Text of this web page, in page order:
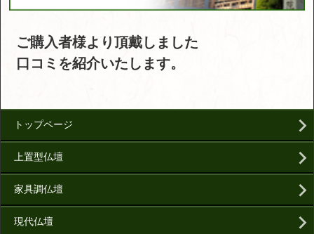
ご購入者様より頂戴しました
口コミを紹介いたします。
トップページ
上置型仏壇
家具調仏壇
現代仏壇